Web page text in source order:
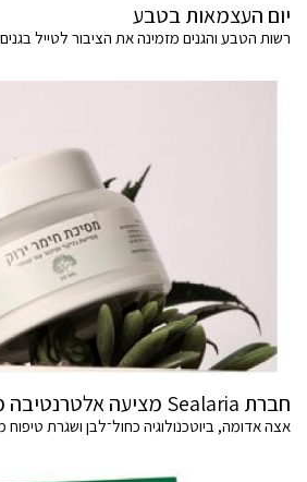
יום העצמאות בטבע
רשות הטבע והגנים מזמינה את הציבור לטייל
חברת Sealaria מציעה אלטרנטיבה מדעית לשוק הטיפוח
אצה אדומה, ביוטכנולוגיה כחול־לבן ושגרת